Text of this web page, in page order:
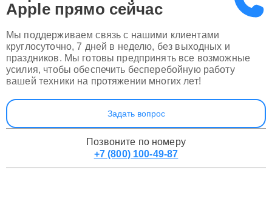
Apple прямо сейчас
Мы поддерживаем связь с нашими клиентами
круглосуточно, 7 дней в неделю, без выходных и
праздников. Мы готовы предпринять все возможные
усилия, чтобы обеспечить бесперебойную работу
вашей техники на протяжении многих лет!
Задать вопрос
Позвоните по номеру
+7 (800) 100-49-87